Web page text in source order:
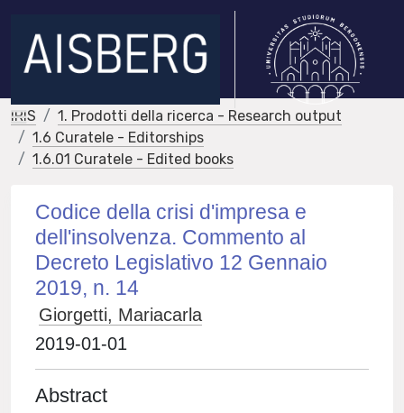
IRIS
1. Prodotti della ricerca - Research output
1.6 Curatele - Editorships
1.6.01 Curatele - Edited books
Codice della crisi d'impresa e
dell'insolvenza. Commento al
Decreto Legislativo 12 Gennaio
2019, n. 14
Giorgetti, Mariacarla
2019-01-01
Abstract